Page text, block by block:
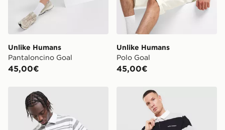
Unlike Humans
Pantaloncino Goal
45,00€
Unlike Humans
Polo Goal
45,00€
Unlike Humans Polo Kane Unlike Humans Polo Jewel